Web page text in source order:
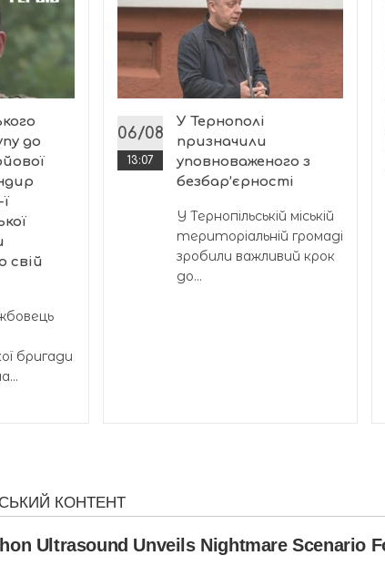
до
свій
бригади
06/08
13:07
У Тернополі
призначили
уповноваженого з
безбар’єрності
У Тернопільській міській
територіальній громаді
зробили важливий крок
до...